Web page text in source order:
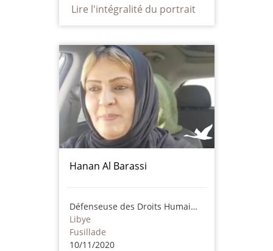
Lire l'intégralité du portrait
Hanan Al Barassi
Défenseuse des Droits Humains
Libye
Fusillade
10/11/2020